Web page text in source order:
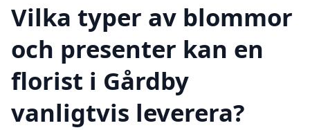
Vilka typer av blommor
och presenter kan en
florist i Gårdby
vanligtvis leverera?